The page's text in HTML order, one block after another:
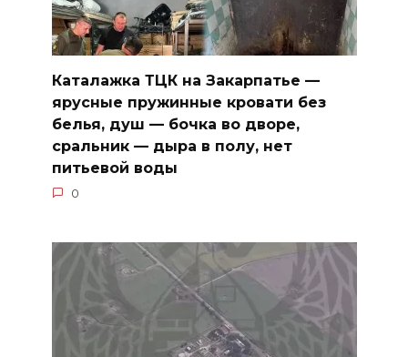
Каталажка ТЦК на Закарпатье —
ярусные пружинные кровати без
белья, душ — бочка во дворе,
сральник — дыра в полу, нет
питьевой воды
0